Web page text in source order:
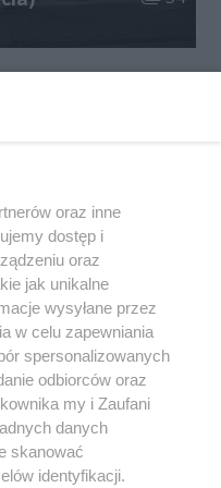
Praca Łódź
oraz inne
dostęp i
oraz
jak unikalne
wysyłane przez
w celu zapewniania
spersonalizowanych
odbiorców oraz
my i Zaufani
danych
skanować
identyfikacji.